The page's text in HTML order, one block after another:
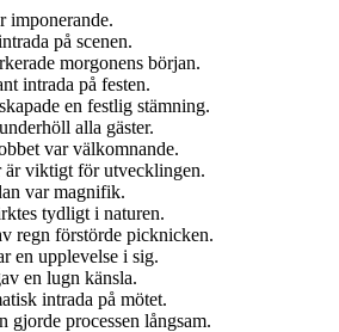
imponerande.
på scenen.
morgonens början.
intrada på festen.
en festlig stämning.
alla gäster.
var välkomnande.
är viktigt för utvecklingen.
var magnifik.
tydligt i naturen.
regn förstörde picknicken.
en upplevelse i sig.
en lugn känsla.
intrada på mötet.
gjorde processen långsam.